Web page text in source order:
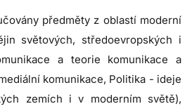
předměty z oblastí moderní
světových, středoevropských i
a teorie komunikace a
komunikace, Politika - ideje
zemích i v moderním světě),